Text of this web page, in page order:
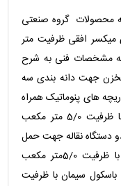
محصولات گروه صنعتی
میکسر افقی ظرفیت متر
مشخصات فنی به شرح
مصاح دارای 3 عدد مخزن جهت دانه بندی سه
های پنوماتیک همراه
با ویبراتور در قسمت باسکول مصالح با ظرفیت 5/0 متر مکعب
دستگاه نقاله جهت حمل
مصالح به دیگ میکسر دیگ میکسر با ظرفیت 5/0متر مکعب
سیمان با ظرفیت